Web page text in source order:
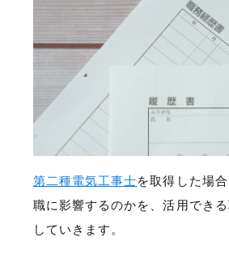
第二種電気工事士を取得した場
職に影響するのかを、活用でき
していきます。